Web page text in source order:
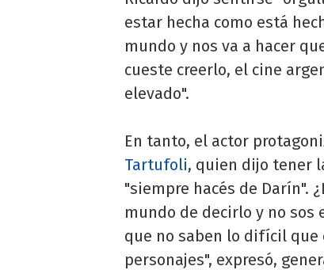
estar hecha como está
mundo y nos va a hacer
cueste creerlo, el cine
elevado".
En tanto, el actor
Tartufoli, quien dijo tener
"siempre hacés de Darín".
mundo de decirlo y no sos
que no saben lo difícil que
personajes", expresó,